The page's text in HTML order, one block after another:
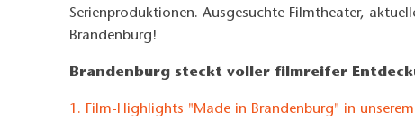
Serienproduktionen. Ausgesuchte Filmtheater,
Brandenburg!
Brandenburg steckt voller filmreifer
1. Film-Highlights "Made in Brandenburg" in